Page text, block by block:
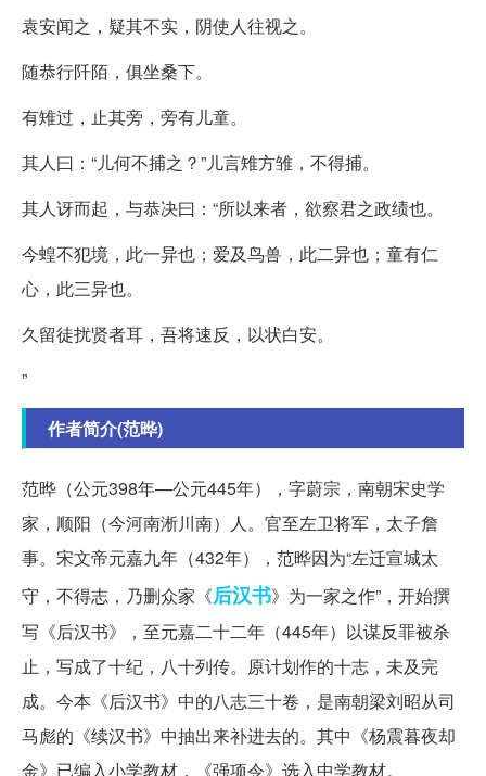
袁安闻之，疑其不实，阴使人往视之。
随恭行阡陌，俱坐桑下。
有雉过，止其旁，旁有儿童。
其人曰：“儿何不捕之？”儿言雉方雏，不得捕。
其人讶而起，与恭决曰：“所以来者，欲察君之政绩也。
今蝗不犯境，此一异也；爱及鸟兽，此二异也；童有仁
心，此三异也。
久留徒扰贤者耳，吾将速反，以状白安。
”
作者简介(范晔)
范晔（公元398年—公元445年），字蔚宗，南朝宋史学
家，顺阳（今河南淅川南）人。官至左卫将军，太子詹
事。宋文帝元嘉九年（432年），范晔因为“左迁宣城太
守，不得志，乃删众家《后汉书》为一家之作”，开始撰
写《后汉书》，至元嘉二十二年（445年）以谋反罪被杀
止，写成了十纪，八十列传。原计划作的十志，未及完
成。今本《后汉书》中的八志三十卷，是南朝梁刘昭从司
马彪的《续汉书》中抽出来补进去的。其中《杨震暮夜却
金》已编入小学教材，《强项令》选入中学教材。